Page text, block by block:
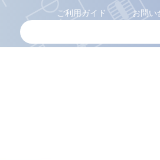
ご利用ガイド お問い